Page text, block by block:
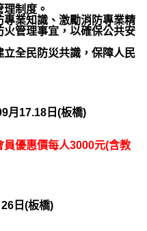
制度。
業知識、激勵消防專業精
管理事宜，以確保公共安
全民防災共識，保障人民
月17.18日(板橋)
員優惠價每人3000元(含教
日(板橋)